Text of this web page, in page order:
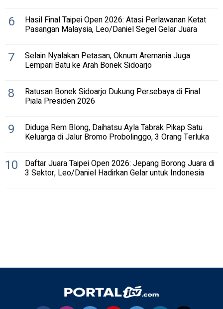
6 Hasil Final Taipei Open 2026: Atasi Perlawanan Ketat
Pasangan Malaysia, Leo/Daniel Segel Gelar Juara
7 Selain Nyalakan Petasan, Oknum Aremania Juga
Lempari Batu ke Arah Bonek Sidoarjo
8 Ratusan Bonek Sidoarjo Dukung Persebaya di Final
Piala Presiden 2026
9 Diduga Rem Blong, Daihatsu Ayla Tabrak Pikap Satu
Keluarga di Jalur Bromo Probolinggo, 3 Orang Terluka
10 Daftar Juara Taipei Open 2026: Jepang Borong Juara di
3 Sektor, Leo/Daniel Hadirkan Gelar untuk Indonesia